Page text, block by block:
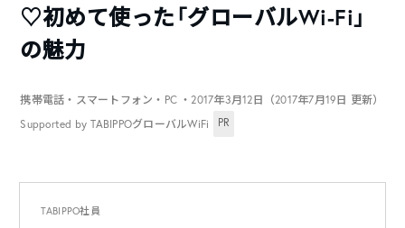
♡初めて使った「グローバルWi-Fi」
の魅力
携帯電話・スマートフォン・PC ・2017年3月12日（2017年7月19日 更新）
Supported by TABIPPOグローバルWiFi
PR
TABIPPO社員